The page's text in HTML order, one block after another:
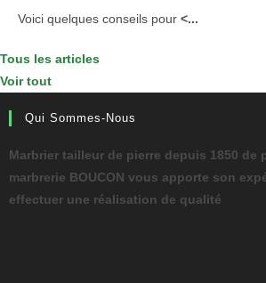
Voici quelques conseils pour <...
Tous les articles
Voir tout
Qui Sommes-Nous
Marbrier tailleur de pierre depuis 1850 de
marbrerie BOUCON vous apporte son
effectuer une réalisation de qualité